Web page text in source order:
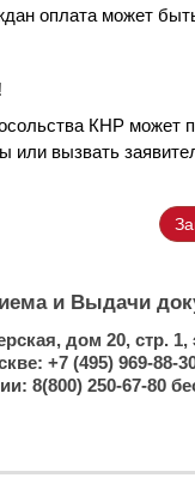
оплата может
КНР может
или вызвать
и Выдачи
дом 20, стр.
+7 (495) 969-88-
8(800) 250-67-80